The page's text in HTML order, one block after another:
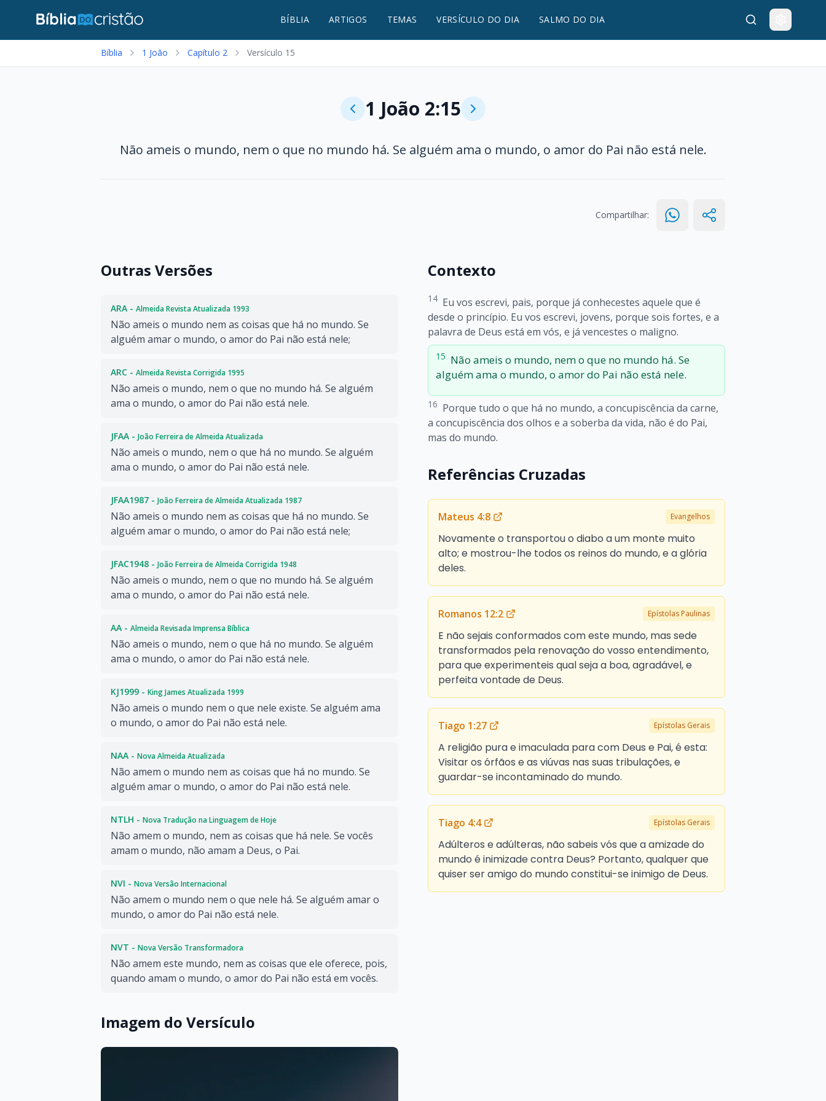
BÍBLIA ARTIGOS TEMAS VERSÍCULO DO DIA SALMO DO DIA
Bíblia 1 João Capítulo 2 Versículo 15
1 João 2:15
Não ameis o mundo, nem o que no mundo há. Se alguém ama o mundo, o amor do Pai não está nele.
Compartilhar:
Outras Versões
ARA - Almeida Revista Atualizada 1993
Não ameis o mundo nem as coisas que há no mundo. Se
alguém amar o mundo, o amor do Pai não está nele;
ARC - Almeida Revista Corrigida 1995
Não ameis o mundo, nem o que no mundo há. Se alguém
ama o mundo, o amor do Pai não está nele.
JFAA - João Ferreira de Almeida Atualizada
Não ameis o mundo, nem o que há no mundo. Se alguém
ama o mundo, o amor do Pai não está nele.
JFAA1987 - João Ferreira de Almeida Atualizada 1987
Não ameis o mundo nem as coisas que há no mundo. Se
alguém amar o mundo, o amor do Pai não está nele;
JFAC1948 - João Ferreira de Almeida Corrigida 1948
Não ameis o mundo, nem o que no mundo há. Se alguém
ama o mundo, o amor do Pai não está nele.
AA - Almeida Revisada Imprensa Bíblica
Não ameis o mundo, nem o que há no mundo. Se alguém
ama o mundo, o amor do Pai não está nele.
KJ1999 - King James Atualizada 1999
Não ameis o mundo nem o que nele existe. Se alguém ama
o mundo, o amor do Pai não está nele.
NAA - Nova Almeida Atualizada
Não amem o mundo nem as coisas que há no mundo. Se
alguém amar o mundo, o amor do Pai não está nele.
NTLH - Nova Tradução na Linguagem de Hoje
Não amem o mundo, nem as coisas que há nele. Se vocês
amam o mundo, não amam a Deus, o Pai.
NVI - Nova Versão Internacional
Não amem o mundo nem o que nele há. Se alguém amar o
mundo, o amor do Pai não está nele.
NVT - Nova Versão Transformadora
Não amem este mundo, nem as coisas que ele oferece, pois,
quando amam o mundo, o amor do Pai não está em vocês.
Imagem do Versículo
Contexto
14 Eu vos escrevi, pais, porque já conhecestes aquele que é
desde o princípio. Eu vos escrevi, jovens, porque sois fortes, e a
palavra de Deus está em vós, e já vencestes o maligno.
15 Não ameis o mundo, nem o que no mundo há. Se
alguém ama o mundo, o amor do Pai não está nele.
16 Porque tudo o que há no mundo, a concupiscência da carne,
a concupiscência dos olhos e a soberba da vida, não é do Pai,
mas do mundo.
Referências Cruzadas
Mateus 4:8 Evangelhos
Novamente o transportou o diabo a um monte muito
alto; e mostrou-lhe todos os reinos do mundo, e a glória
deles.
Romanos 12:2 Epístolas Paulinas
E não sejais conformados com este mundo, mas sede
transformados pela renovação do vosso entendimento,
para que experimenteis qual seja a boa, agradável, e
perfeita vontade de Deus.
Tiago 1:27 Epístolas Gerais
A religião pura e imaculada para com Deus e Pai, é esta:
Visitar os órfãos e as viúvas nas suas tribulações, e
guardar-se incontaminado do mundo.
Tiago 4:4 Epístolas Gerais
Adúlteros e adúlteras, não sabeis vós que a amizade do
mundo é inimizade contra Deus? Portanto, qualquer que
quiser ser amigo do mundo constitui-se inimigo de Deus.